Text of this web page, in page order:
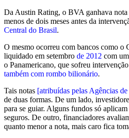
Da Austin Rating, o BVA ganhava
menos de dois meses antes da
Central do Brasil.
O mesmo ocorreu com bancos como o
liquidado em setembro de 2012 com
o Panamericano, que sofreu
também com rombo bilionário.
Tais notas [atribuídas pelas Agências
de duas formas. De um lado,
para se guiar. Alguns fundos só
seguros. De outro, financiadores
quanto menor a nota, mais caro fica